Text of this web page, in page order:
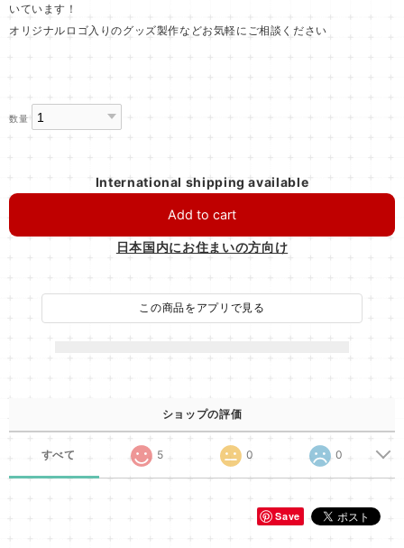
いています！
オリジナルロゴ入りのグッズ製作などお気軽にご相談ください
数量
International shipping available
Add to cart
日本国内にお住まいの方向け
この商品をアプリで見る
ショップの評価
すべて 5 0 0
Save